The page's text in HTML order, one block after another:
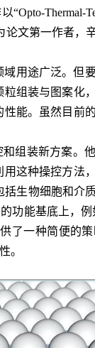
“Opto-Thermal-
论文第一作者，
用途广泛。但
组装与图案化
能。虽然目前
组装新方案。
这种操控方法
括生物细胞和介
功能基底上，
了一种简便的
。